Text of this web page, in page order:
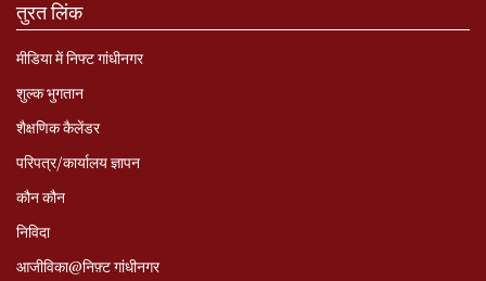
तुरत लिंक
मीडिया में निफ्ट गांधीनगर
शुल्क भुगतान
शैक्षणिक कैलेंडर
परिपत्र/कार्यालय ज्ञापन
कौन कौन
निविदा
आजीविका@निफ़्ट गांधीनगर